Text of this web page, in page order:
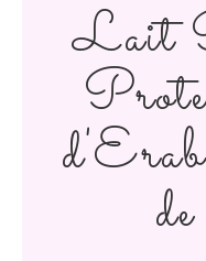
Lait